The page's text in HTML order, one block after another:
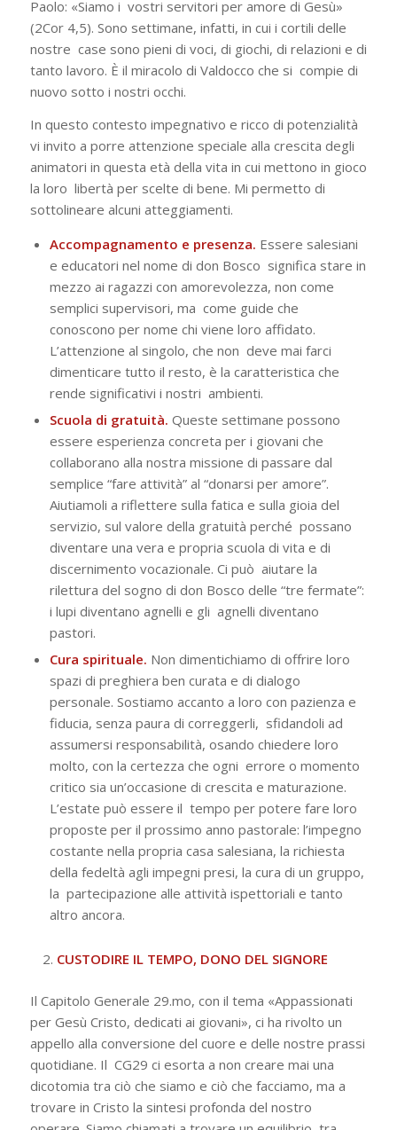
Paolo: «Siamo i vostri servitori per amore di Gesù»
(2Cor 4,5). Sono settimane, infatti, in cui i cortili delle
nostre case sono pieni di voci, di giochi, di relazioni e di
tanto lavoro. È il miracolo di Valdocco che si compie di
nuovo sotto i nostri occhi.
In questo contesto impegnativo e ricco di potenzialità
vi invito a porre attenzione speciale alla crescita degli
animatori in questa età della vita in cui mettono in gioco
la loro libertà per scelte di bene. Mi permetto di
sottolineare alcuni atteggiamenti.
Accompagnamento e presenza. Essere salesiani
e educatori nel nome di don Bosco significa stare in
mezzo ai ragazzi con amorevolezza, non come
semplici supervisori, ma come guide che
conoscono per nome chi viene loro affidato.
L’attenzione al singolo, che non deve mai farci
dimenticare tutto il resto, è la caratteristica che
rende significativi i nostri ambienti.
Scuola di gratuità. Queste settimane possono
essere esperienza concreta per i giovani che
collaborano alla nostra missione di passare dal
semplice “fare attività” al “donarsi per amore”.
Aiutiamoli a riflettere sulla fatica e sulla gioia del
servizio, sul valore della gratuità perché possano
diventare una vera e propria scuola di vita e di
discernimento vocazionale. Ci può aiutare la
rilettura del sogno di don Bosco delle “tre fermate”:
i lupi diventano agnelli e gli agnelli diventano
pastori.
Cura spirituale. Non dimentichiamo di offrire loro
spazi di preghiera ben curata e di dialogo
personale. Sostiamo accanto a loro con pazienza e
fiducia, senza paura di correggerli, sfidandoli ad
assumersi responsabilità, osando chiedere loro
molto, con la certezza che ogni errore o momento
critico sia un’occasione di crescita e maturazione.
L’estate può essere il tempo per potere fare loro
proposte per il prossimo anno pastorale: l’impegno
costante nella propria casa salesiana, la richiesta
della fedeltà agli impegni presi, la cura di un gruppo,
la partecipazione alle attività ispettoriali e tanto
altro ancora.
CUSTODIRE IL TEMPO, DONO DEL SIGNORE
Il Capitolo Generale 29.mo, con il tema «Appassionati
per Gesù Cristo, dedicati ai giovani», ci ha rivolto un
appello alla conversione del cuore e delle nostre prassi
quotidiane. Il CG29 ci esorta a non creare mai una
dicotomia tra ciò che siamo e ciò che facciamo, ma a
trovare in Cristo la sintesi profonda del nostro